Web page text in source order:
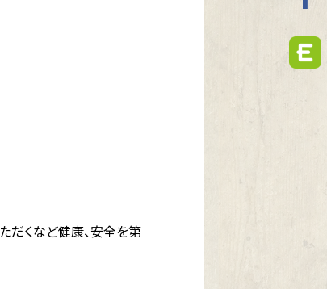
だくなど健康、安全を第